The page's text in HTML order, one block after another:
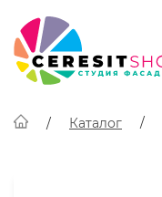
Каталог